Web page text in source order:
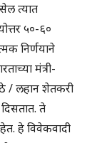
त्यात
५०-६०
निर्णयाने
मंत्री-
/ लहान शेतकरी
ते
हे विवेकवादी